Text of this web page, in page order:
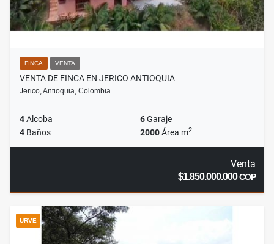
FINCA VENTA
VENTA DE FINCA EN JERICO ANTIOQUIA
Jerico, Antioquia, Colombia
4Alcoba 6Garaje
4 Baños 2000Área m2
Venta
$1.850.000.000COP
URVE